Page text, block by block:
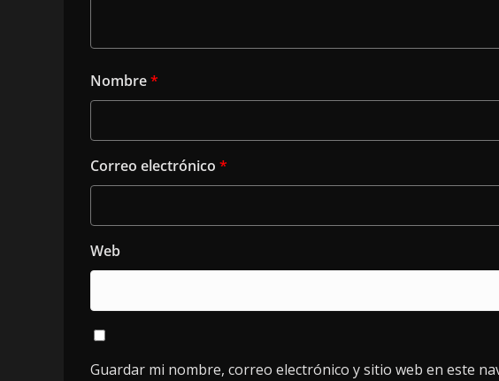
Nombre*
Correo electrónico *
Web
Guardar mi nombre, correo electrónico y sitio web en este